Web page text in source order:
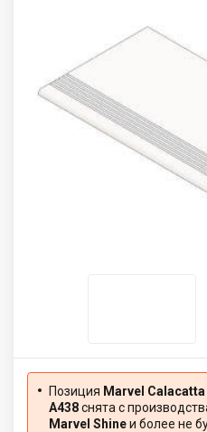
Позиция Marvel
A438снята с
Marvel Shineи более не